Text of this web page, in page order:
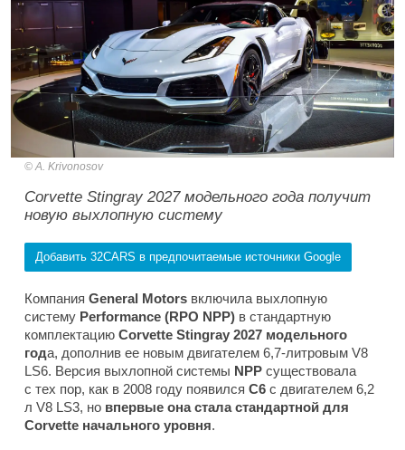
A. Krivonosov
Corvette Stingray 2027 модельного года получит
новую выхлопную систему
Добавить 32CARS в предпочитаемые источники Google
Компания General Motors включила выхлопную
систему Performance (RPO NPP) в стандартную
комплектацию Corvette Stingray 2027 модельного
года, дополнив ее новым двигателем 6,7-литровым V8
LS6. Версия выхлопной системы NPP существовала
с тех пор, как в 2008 году появился C6 с двигателем 6,2
л V8 LS3, но впервые она стала стандартной для
Corvette начального уровня.